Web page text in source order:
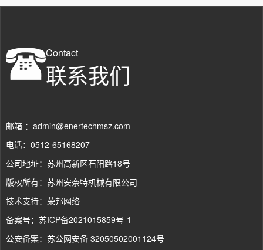
Contact
联系我们
邮箱 ：admin@enertechmsz.com
电话：0512-65168207
公司地址：苏州高新区石阳路18号
版权所有：苏州安奈特机械有限公司
技术支持： 荣邦网络
备案号： 苏ICP备2021015859号-1
公安备案： 苏公网安备 32050502001124号